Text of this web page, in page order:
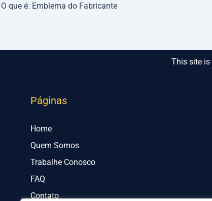
O que é: Emblema do Fabricante
This site is
Páginas
Home
Quem Somos
Trabalhe Conosco
FAQ
Contato